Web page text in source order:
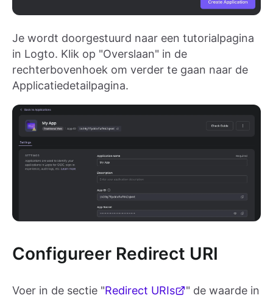
Je wordt doorgestuurd naar een tutorialpagina
in Logto. Klik op "Overslaan" in de
rechterbovenhoek om verder te gaan naar de
Applicatiedetailpagina.
Configureer Redirect URI
Voer in de sectie "Redirect URIs
" de waarde in